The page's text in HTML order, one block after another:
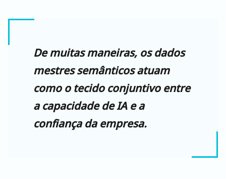
De muitas maneiras, os dados
mestres semânticos atuam
como o tecido conjuntivo entre
a capacidade de IA e a
confiança da empresa.